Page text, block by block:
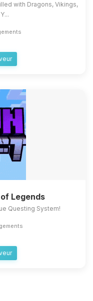
with Dragons, Vikings,
Legends
Questing System!